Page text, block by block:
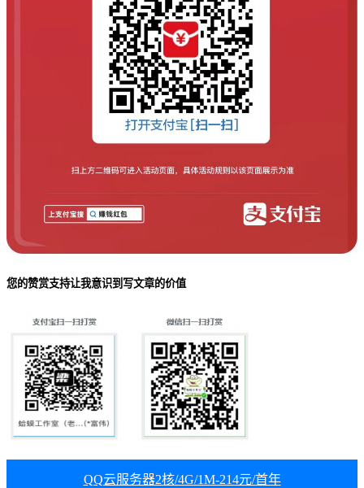
您的赞赏支持让我意识到写文章的价值
QQ云服务器2核/4G/1M-214元/首年